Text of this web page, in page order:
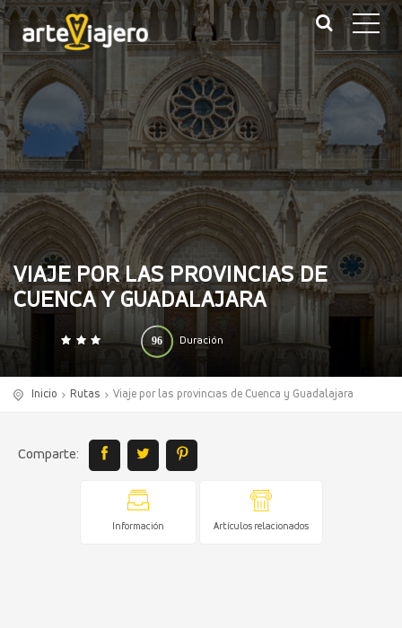
VIAJE POR LAS PROVINCIAS DE
CUENCA Y GUADALAJARA
Duración
96
0 140
Inicio Rutas Viaje por las provincias de Cuenca y Guadalajara
Comparte:
Información Artículos relacionados